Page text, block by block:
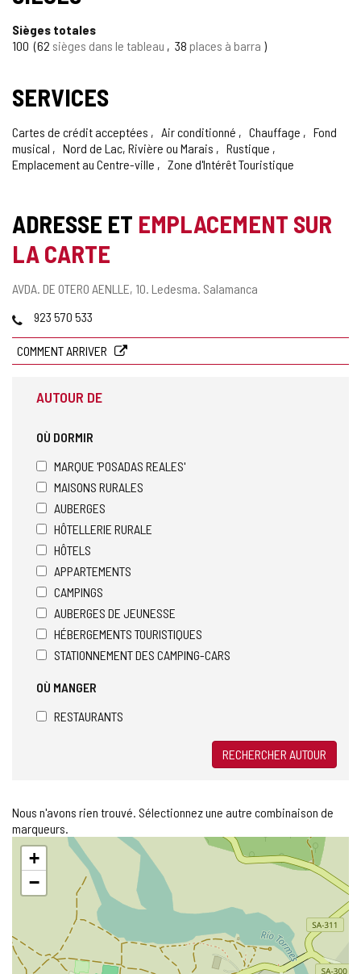
Sièges totales
100 62 sièges dans le tableau 38 places à barra
SERVICES
Cartes de crédit acceptées Air conditionné Chauffage
Fond
musical
Nord de Lac, Rivière ou Marais
Rustique
Emplacement au Centre-ville
Zone d'Intérêt Touristique
ADRESSE ET EMPLACEMENT SUR
LA CARTE
Adresse
AVDA. DE OTERO AENLLE, 10. Ledesma. Salamanca
Téléphones
923 570 533
COMMENT ARRIVER
AUTOUR DE
OÙ DORMIR
MARQUE 'POSADAS REALES'
MAISONS RURALES
AUBERGES
HÔTELLERIE RURALE
HÔTELS
APPARTEMENTS
CAMPINGS
AUBERGES DE JEUNESSE
HÉBERGEMENTS TOURISTIQUES
STATIONNEMENT DES CAMPING-CARS
OÙ MANGER
RESTAURANTS
RECHERCHER AUTOUR
Nous n'avons rien trouvé. Sélectionnez une autre combinaison de
marqueurs.
Sauter
carte
+
−